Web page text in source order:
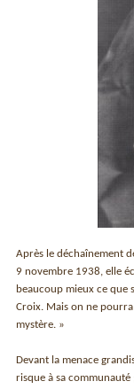
Après le déchaînement
9 novembre 1938, elle
beaucoup mieux ce que
Croix. Mais on ne
mystère. »
Devant la menace
risque à sa communauté